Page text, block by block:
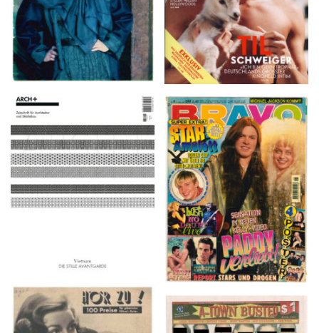
ARCH+ Nr. 226, Herbst
2016
BRAVO – Nr. 8, 13. Febr.
1997
HÖR ZU! – 1949,